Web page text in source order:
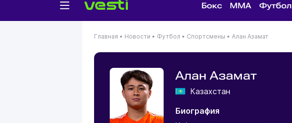
Бокс MMA Футбол
Главная • Новости • Футбол • Спортсмены • Алан Азамат
Алан Азамат
Казахстан
Биография